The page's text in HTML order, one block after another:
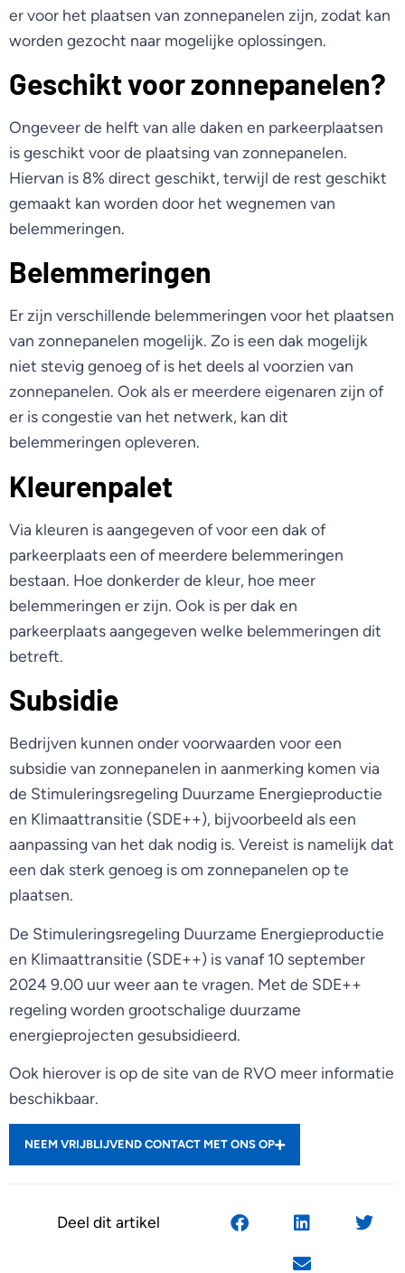
er voor het plaatsen van zonnepanelen zijn, zodat kan
worden gezocht naar mogelijke oplossingen.
Geschikt voor zonnepanelen?
Ongeveer de helft van alle daken en parkeerplaatsen
is geschikt voor de plaatsing van zonnepanelen.
Hiervan is 8% direct geschikt, terwijl de rest geschikt
gemaakt kan worden door het wegnemen van
belemmeringen.
Belemmeringen
Er zijn verschillende belemmeringen voor het plaatsen
van zonnepanelen mogelijk. Zo is een dak mogelijk
niet stevig genoeg of is het deels al voorzien van
zonnepanelen. Ook als er meerdere eigenaren zijn of
er is congestie van het netwerk, kan dit
belemmeringen opleveren.
Kleurenpalet
Via kleuren is aangegeven of voor een dak of
parkeerplaats een of meerdere belemmeringen
bestaan. Hoe donkerder de kleur, hoe meer
belemmeringen er zijn. Ook is per dak en
parkeerplaats aangegeven welke belemmeringen dit
betreft.
Subsidie
Bedrijven kunnen onder voorwaarden voor een
subsidie van zonnepanelen in aanmerking komen via
de Stimuleringsregeling Duurzame Energieproductie
en Klimaattransitie (SDE++), bijvoorbeeld als een
aanpassing van het dak nodig is. Vereist is namelijk dat
een dak sterk genoeg is om zonnepanelen op te
plaatsen.
De Stimuleringsregeling Duurzame Energieproductie
en Klimaattransitie (SDE++) is vanaf 10 september
2024 9.00 uur weer aan te vragen. Met de SDE++
regeling worden grootschalige duurzame
energieprojecten gesubsidieerd.
Ook hierover is op de site van de RVO meer informatie
beschikbaar.
NEEM VRIJBLIJVEND CONTACT MET ONS OP
Deel dit artikel